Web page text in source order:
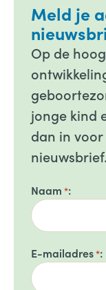
Meld je
Op de
jonge kind
dan in
nieuwsbrief.
Naam *
E-mailadres*